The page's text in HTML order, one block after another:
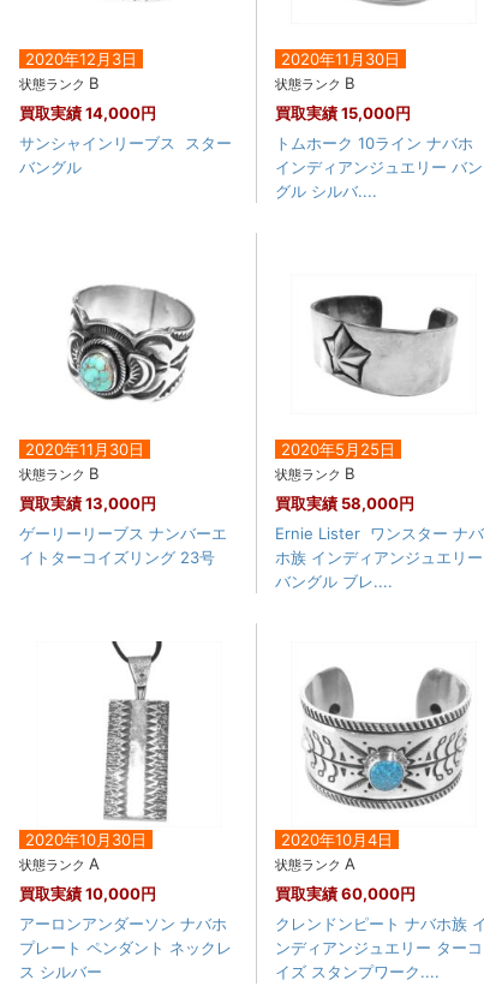
2020年12月3日
状態ランク B
買取実績14,000円
サンシャインリーブス スター
バングル
2020年11月30日
状態ランク B
買取実績15,000円
トムホーク 10ライン ナバホ
インディアンジュエリー バン
グル シルバ....
2020年11月30日
状態ランク B
買取実績13,000円
ゲーリーリーブス ナンバーエ
イトターコイズリング 23号
2020年5月25日
状態ランク B
買取実績 58,000円
Ernie Lister ワンスター ナバ
ホ族 インディアンジュエリー
バングル ブレ....
2020年10月30日
状態ランク A
買取実績10,000円
アーロンアンダーソン ナバホ
プレート ペンダント ネックレ
ス シルバー
2020年10月4日
状態ランク A
買取実績60,000円
クレンドンピート ナバホ族 イ
ンディアンジュエリー ターコ
イズ スタンプワーク....